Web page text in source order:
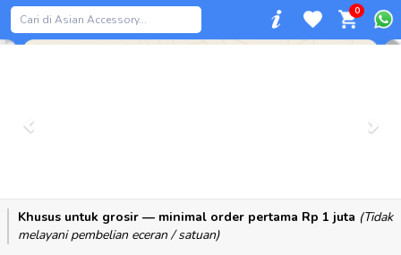
0
Previous
Khusus untuk grosir — minimal order pertama Rp 1 juta (Tidak
melayani pembelian eceran / satuan)